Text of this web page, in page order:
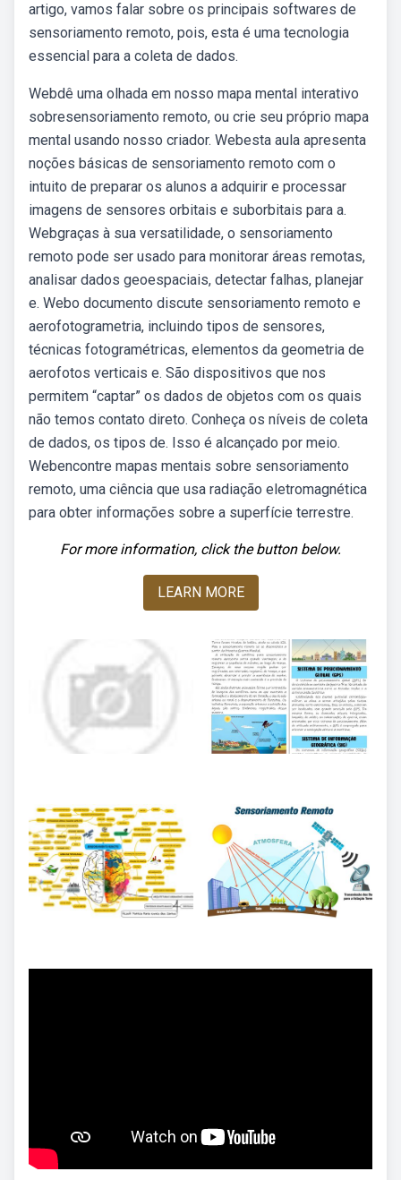
artigo, vamos falar sobre os principais softwares de
sensoriamento remoto, pois, esta é uma tecnologia
essencial para a coleta de dados.
Webdê uma olhada em nosso mapa mental interativo
sobresensoriamento remoto, ou crie seu próprio mapa
mental usando nosso criador. Webesta aula apresenta
noções básicas de sensoriamento remoto com o
intuito de preparar os alunos a adquirir e processar
imagens de sensores orbitais e suborbitais para a.
Webgraças à sua versatilidade, o sensoriamento
remoto pode ser usado para monitorar áreas remotas,
analisar dados geoespaciais, detectar falhas, planejar
e. Webo documento discute sensoriamento remoto e
aerofotogrametria, incluindo tipos de sensores,
técnicas fotogramétricas, elementos da geometria de
aerofotos verticais e. São dispositivos que nos
permitem “captar” os dados de objetos com os quais
não temos contato direto. Conheça os níveis de coleta
de dados, os tipos de. Isso é alcançado por meio.
Webencontre mapas mentais sobre sensoriamento
remoto, uma ciência que usa radiação eletromagnética
para obter informações sobre a superfície terrestre.
For more information, click the button below.
LEARN MORE